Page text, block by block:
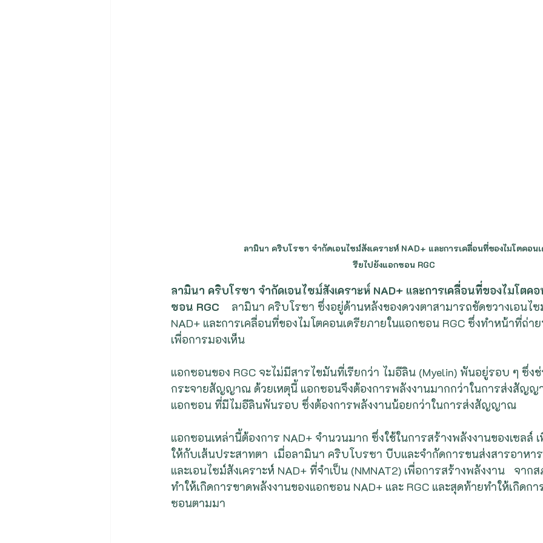
ลามินา คริบโรซา จำกัดเอนไซม์สังเคราะห์ NAD+ และการเคลื่อนที่ของไมโตคอน
รียไปยังแอกซอน RGC
ลามินา คริบโรซา จำกัดเอนไซม์สังเคราะห์ NAD+ และการเคลื่อนที่ของไมโตค
ซอน RGC ลามินา คริบโรซา ซึ่งอยู่ด้านหลังของดวงตาสามารถขัดขวางเอนไ
NAD+ และการเคลื่อนที่ของไมโตคอนเดรียภายในแอกซอน RGC ซึ่งทำหน้าที่ถ่
เพื่อการมองเห็น
แอกซอนของ RGC จะไม่มีสารไขมันที่เรียกว่า ไมอีลิน (Myelin) พันอยู่รอบ ๆ ซึ่งช่
กระจายสัญญาณ ด้วยเหตุนี้ แอกซอนจึงต้องการพลังงานมากกว่าในการส่งสัญญ
แอกซอน ที่มีไมอีลินพันรอบ ซึ่งต้องการพลังงานน้อยกว่าในการส่งสัญญาณ
แอกซอนเหล่านี้ต้องการ NAD+ จำนวนมาก ซึ่งใช้ในการสร้างพลังงานของเซลล์
ให้กับเส้นประสาทตา  เมื่อลามินา คริบโบรซา บีบและจำกัดการขนส่งสารอาหา
และเอนไซม์สังเคราะห์ NAD+ ที่จำเป็น (NMNAT2) เพื่อการสร้างพลังงาน   จาก
ทำให้เกิดการขาดพลังงานของแอกซอน NAD+ และ RGC และสุดท้ายทำให้เกิดก
ซอนตามมา